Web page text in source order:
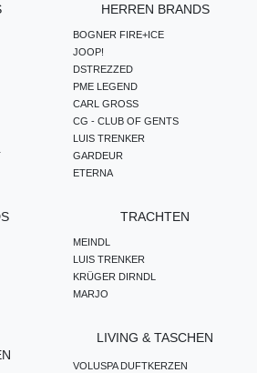
HERREN BRANDS
BOGNER FIRE+ICE
JOOP!
DSTREZZED
PME LEGEND
CARL GROSS
CG - CLUB OF GENTS
LUIS TRENKER
GARDEUR
ETERNA
TRACHTEN
MEINDL
LUIS TRENKER
KRÜGER DIRNDL
MARJO
LIVING & TASCHEN
VOLUSPA DUFTKERZEN